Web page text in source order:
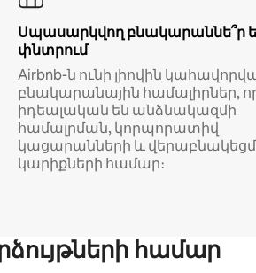
Սպասարկվող բնակարաննե՞ր
փնտրում
Airbnb-ն ունի լիովին
բնակարանային համալիրներ,
իդեալական են անձնակազմի
համալրման, կորպորատիվ
կացարանների և
կարիքների համար։
համար